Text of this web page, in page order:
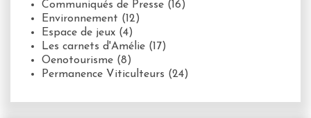
Communiqués de Presse (16)
Environnement (12)
Espace de jeux (4)
Les carnets d'Amélie (17)
Oenotourisme (8)
Permanence Viticulteurs (24)